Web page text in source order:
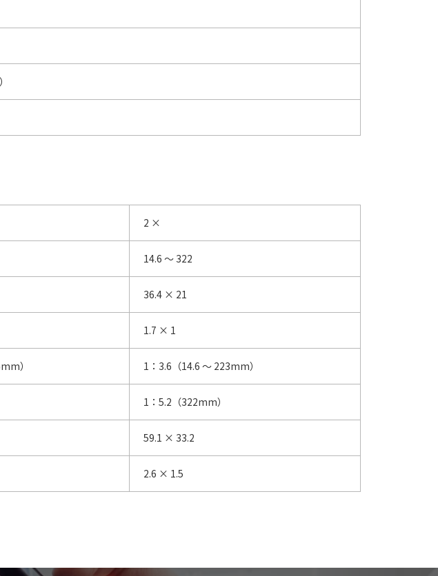
2 ×
14.6 ～ 322
36.4 × 21
1.7 × 1
） 1：3.6（14.6 ～ 223mm）
1：5.2（322mm）
59.1 × 33.2
2.6 × 1.5